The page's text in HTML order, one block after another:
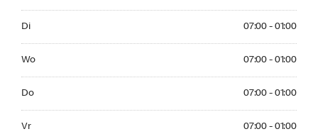
Di 07:00 - 01:00
Wo 07:00 - 01:00
Do 07:00 - 01:00
Vr 07:00 - 01:00